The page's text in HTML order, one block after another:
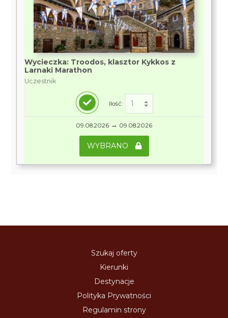
Wycieczka: Troodos, klasztor Kykkos z
Larnaki Marathon
Uczestnik
Ilość:
09.08.2026 → 09.08.2026
WYBRANO
Szukaj oferty
Kierunki
Destynacje
Polityka Prywatności
Regulamin strony